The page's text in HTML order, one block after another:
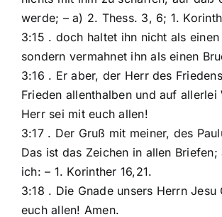
werde; – a) 2. Thess. 3, 6; 1.
3:15 . doch haltet ihn nicht als einen
sondern vermahnet ihn als einen
3:16 . Er aber, der Herr des
Frieden allenthalben und auf allerlei
Herr sei mit euch allen!
3:17 . Der Gruß mit meiner, des
Das ist das Zeichen in allen
ich: – 1. Korinther 16,21.
3:18 . Die Gnade unsers Herrn
euch allen! Amen.